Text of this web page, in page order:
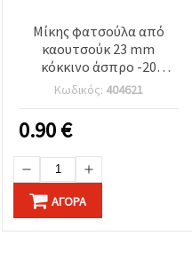
Μίκης φατσούλα από
καουτσούκ 23 mm
κόκκινο άσπρο -20
τεμάχια
Κωδικός: 404621
0.90€
ΑΓΟΡΆ